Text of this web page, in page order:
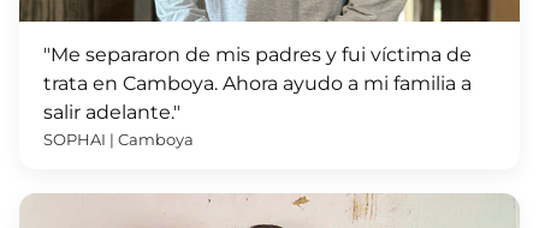
"Me separaron de mis padres y fui víctima de
trata en Camboya. Ahora ayudo a mi familia a
salir adelante."
SOPHAI | Camboya